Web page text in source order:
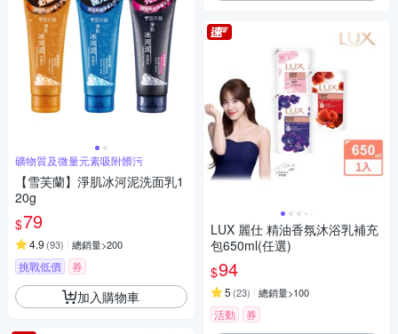
礦物質及微量元素吸附髒污
【雪芙蘭】淨肌冰河泥洗面乳1
20g
$79
4.9 (93) 總銷量>200
挑戰低價 券
加入購物車
LUX 麗仕 精油香氛沐浴乳補充
包650ml(任選)
$94
5 (23) 總銷量>100
活動 券